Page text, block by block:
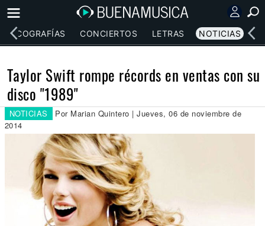
DISCOGRAFÍAS CONCIERTOS LETRAS NOTICIAS
Taylor Swift rompe récords en ventas con su
disco "1989"
NOTICIAS
Por Marian Quintero | Jueves, 06 de noviembre de
2014